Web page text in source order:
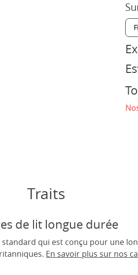
Traits
de lit longue durée
qui est conçu pour une
En savoir plus sur nos